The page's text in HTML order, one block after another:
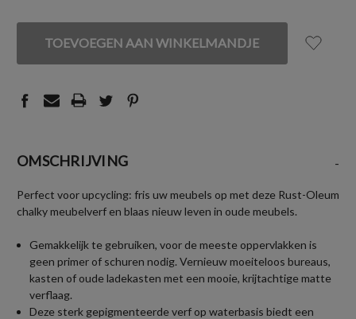
VAN
UNDEFINED
VAN
UNDEFINED
OMSCHRIJVING -
Perfect voor upcycling: fris uw meubels op met deze Rust-Oleum
chalky meubelverf en blaas nieuw leven in oude meubels.
Gemakkelijk te gebruiken, voor de meeste oppervlakken is
geen primer of schuren nodig. Vernieuw moeiteloos bureaus,
kasten of oude ladekasten met een mooie, krijtachtige matte
verflaag.
Deze sterk gepigmenteerde verf op waterbasis biedt een